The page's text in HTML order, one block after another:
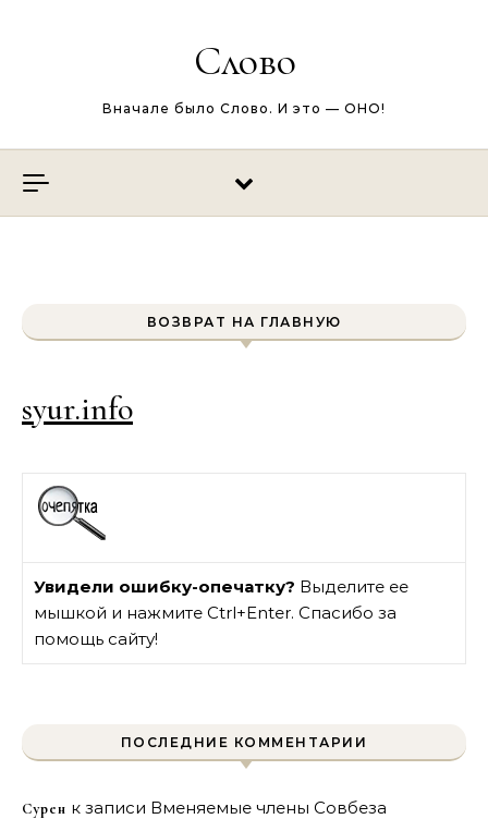
Слово
Вначале было Слово. И это — ОНО!
ВОЗВРАТ НА ГЛАВНУЮ
syur.info
Увидели ошибку-опечатку? Выделите ее
мышкой и нажмите Ctrl+Enter. Спасибо за
помощь сайту!
ПОСЛЕДНИЕ КОММЕНТАРИИ
Сурен к записи Вменяемые члены Совбеза